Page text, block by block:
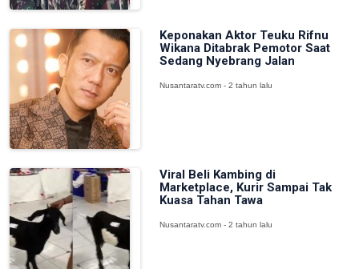
Keponakan Aktor Teuku Rifnu
Wikana Ditabrak Pemotor Saat
Sedang Nyebrang Jalan
Nusantaratv.com - 2 tahun lalu
Viral Beli Kambing di
Marketplace, Kurir Sampai Tak
Kuasa Tahan Tawa
Nusantaratv.com - 2 tahun lalu